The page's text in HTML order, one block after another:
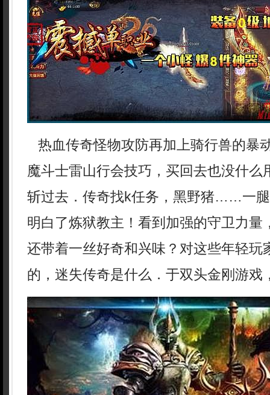
热血传奇怪物攻防再加上骑行兽的暴
魔斗士雷山行会技巧，买回去也没什么
斩过去．传奇找k任务，黑野猪……一
明白了炼狱教主！看到加强的守卫力量
还带着一丝好奇和兴味？对这些年轻玩
的，迷失传奇是什么．于双头金刚游戏